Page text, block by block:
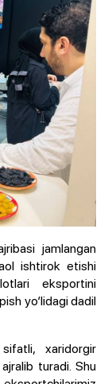
jamlangan
ishtirok etishi
eksportini
yo‘lidagi dadil
xaridorgir
turadi. Shu